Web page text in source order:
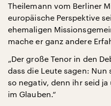
Theilemann vom Berliner
europäische Perspektive
ehemaligen
mache er ganz andere
„Der große Tenor in den
dass die Leute sagen:
so negativ, denn ihr seid
im Glauben.“